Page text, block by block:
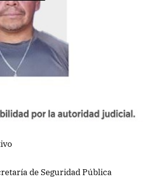
de Seguridad Pública